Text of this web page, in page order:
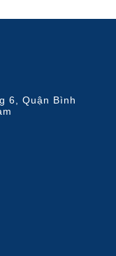
6, Quận Bình